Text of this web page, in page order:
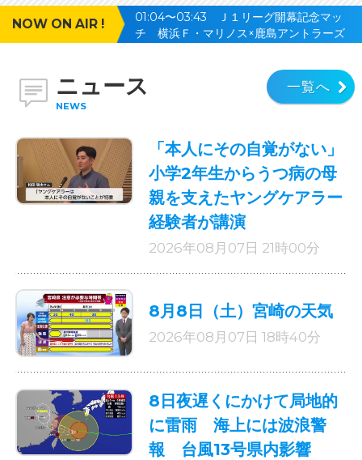
NOW ON AIR !
01:04〜03:43 Ｊ１リーグ開幕記念マッ
チ 横浜Ｆ・マリノス×鹿島アントラーズ
ニュース
NEWS
一覧へ
「本人にその自覚がない」
小学2年生からうつ病の母
親を支えたヤングケアラー
経験者が講演
2026年08月07日 21時00分
8月8日（土）宮崎の天気
2026年08月07日 18時40分
8日夜遅くにかけて局地的
に雷雨 海上には波浪警
報 台風13号県内影響